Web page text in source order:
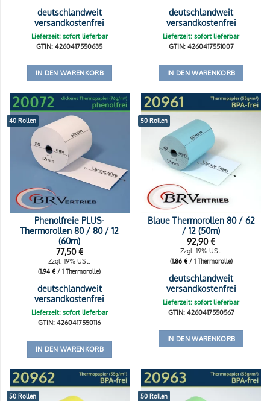
deutschlandweit
versandkostenfrei
Lieferzeit: sofort lieferbar
GTIN: 4260417550635
IN DEN WARENKORB
deutschlandweit
versandkostenfrei
Lieferzeit: sofort lieferbar
GTIN: 4260417551007
IN DEN WARENKORB
40 Rollen
Phenolfreie PLUS-
Thermorollen 80 / 80 / 12
(60m)
77,50€
Zzgl. 19% USt.
(1,94€ / 1 Thermorolle)
deutschlandweit
versandkostenfrei
Lieferzeit: sofort lieferbar
GTIN: 4260417550116
IN DEN WARENKORB
50 Rollen
Blaue Thermorollen 80 / 62
/ 12 (50m)
92,90€
Zzgl. 19% USt.
(1,86 €/ 1 Thermorolle)
deutschlandweit
versandkostenfrei
Lieferzeit: sofort lieferbar
GTIN: 4260417550567
IN DEN WARENKORB
50 Rollen 50 Rollen